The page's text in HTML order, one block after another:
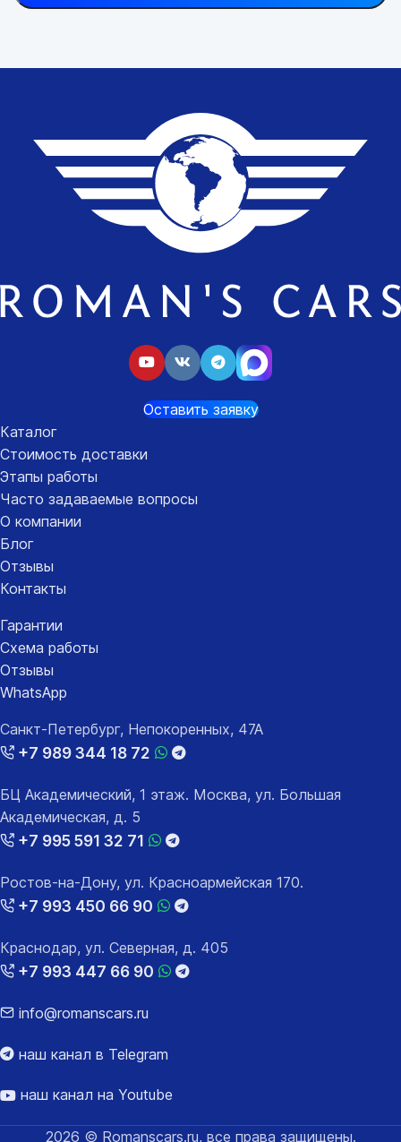
Оставить заявку
Каталог
Стоимость доставки
Этапы работы
Часто задаваемые вопросы
О компании
Блог
Отзывы
Контакты
Гарантии
Схема работы
Отзывы
WhatsApp
Санкт-Петербург, Непокоренных, 47А
+7 989 344 18 72
БЦ Академический, 1 этаж. Москва, ул. Большая
Академическая, д. 5
+7 995 591 32 71
Ростов-на-Дону, ул. Красноармейская 170.
+7 993 450 66 90
Краснодар, ул. Северная, д. 405
+7 993 447 66 90
info@romanscars.ru
наш канал в Telegram
наш канал на Youtube
2026 © Romanscars.ru, все права защищены.